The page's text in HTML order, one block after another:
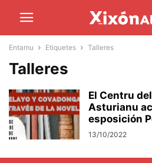
Entamu Etiquetes Talleres
Talleres
El Centru
Asturianu
esposición
13/10/2022